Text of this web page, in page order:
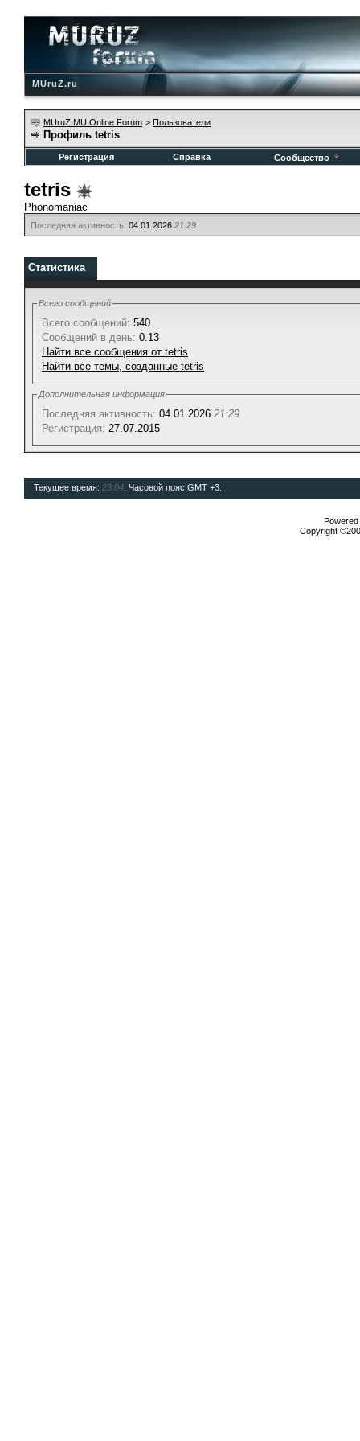
MUruZ.ru
MUruZ MU Online Forum > Пользователи
Профиль tetris
Регистрация Справка Сообщество
tetris
Phonomaniac
Последняя активность: 04.01.2026 21:29
Статистика
Всего сообщений
Всего сообщений: 540
Сообщений в день: 0.13
Найти все сообщения от tetris
Найти все темы, созданные tetris
Дополнительная информация
Последняя активность: 04.01.2026 21:29
Регистрация: 27.07.2015
Текущее время: 23:04 . Часовой пояс GMT +3.
Copyright